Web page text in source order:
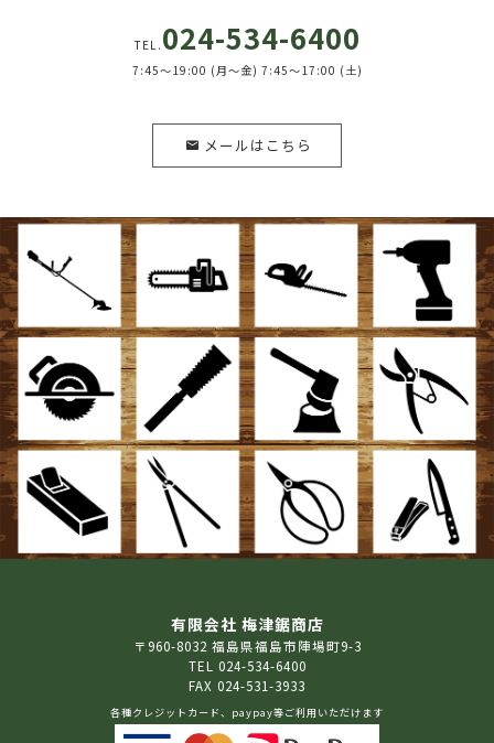
TEL. 024-534-6400
7:45～19:00 (月～金) 7:45～17:00 (土)
メールはこちら
有限会社 梅津鋸商店
〒960-8032 福島県福島市陣場町9-3
TEL 024-534-6400
FAX 024-531-3933
各種クレジットカード、paypay等ご利用いただけます